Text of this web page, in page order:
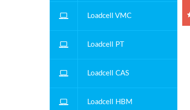
Loadcell VMC
Loadcell PT
Loadcell CAS
Loadcell HBM